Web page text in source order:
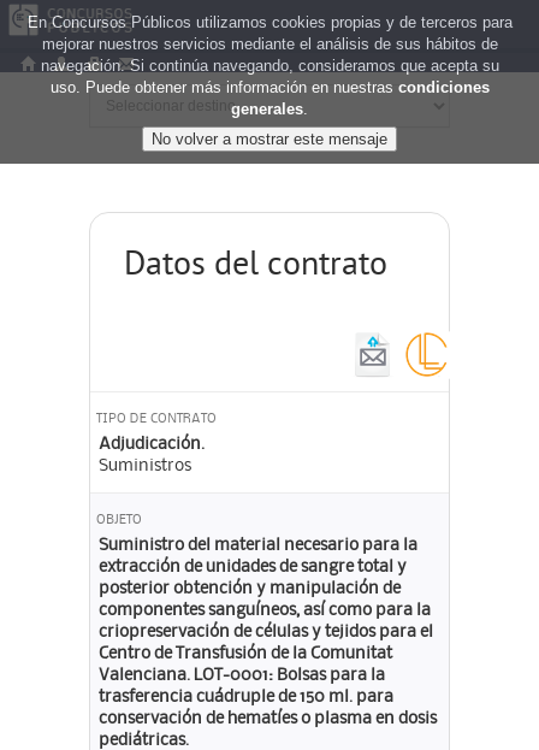
Datos del contrato
TIPO DE CONTRATO
Adjudicación.
Suministros
OBJETO
Suministro del material necesario para la
extracción de unidades de sangre total y
posterior obtención y manipulación de
componentes sanguíneos, así como para la
criopreservación de células y tejidos para el
Centro de Transfusión de la Comunitat
Valenciana. LOT-0001: Bolsas para la
trasferencia cuádruple de 150 ml. para
conservación de hematíes o plasma en dosis
pediátricas.
En Concursos Públicos utilizamos cookies propias y de terceros para
mejorar nuestros servicios mediante el análisis de sus hábitos de
navegación. Si continúa navegando, consideramos que acepta su
uso. Puede obtener más información en nuestras condiciones
generales.